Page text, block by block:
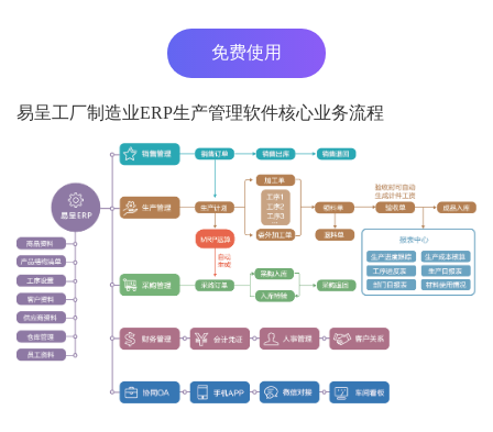
免费使用
易呈工厂制造业ERP生产管理软件核心业务流程